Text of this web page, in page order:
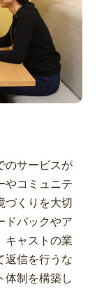
のサービスが
やコミュニテ
づくりを大切
ドバックやア
キャストの業
返信を行うな
体制を構築し